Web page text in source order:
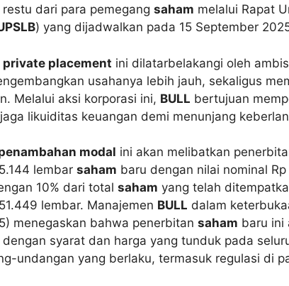
dari para pemegang saham melalui Rapat
) yang dijadwalkan pada 15 September
private placement ini dilatarbelakangi oleh
usahanya lebih jauh, sekaligus
Melalui aksi korporasi ini, BULL bertujuan
likuiditas keuangan demi menunjang
modal ini akan melibatkan
lembar saham baru dengan nilai nominal
10% dari total saham yang telah
lembar. Manajemen BULL dalam
menegaskan bahwa penerbitan saham baru ini
dengan syarat dan harga yang tunduk pada
undangan yang berlaku, termasuk regulasi di